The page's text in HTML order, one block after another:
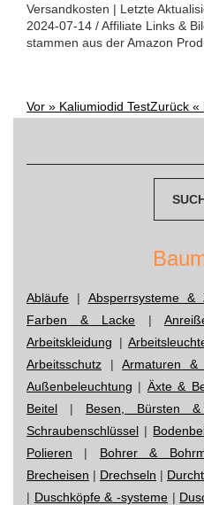
Versandkosten | Letzte
2024-07-14 / Affiliate Links &
stammen aus der Amazon
Post
Vor » Kaliumiodid TestZurück «
Abläufe | Absperrsysteme &
Farben & Lacke |
Arbeitskleidung |
Arbeitsschutz |Armaturen &
Außenbeleuchtung | Äxte &
Beitel | Besen, Bürsten &
Schraubenschlüssel |
Polieren | Bohrer &
Brecheisen | Drechseln |
| Duschköpfe & -systeme |